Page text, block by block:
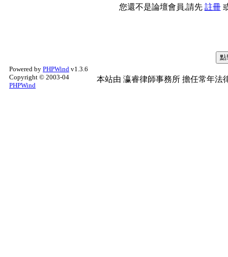
您還不是論壇會員,請先 註冊
Powered by PHPWind v1.3.6
Copyright © 2003-04
PHPWind
本站由 瀛睿律師事務所 擔任常年法